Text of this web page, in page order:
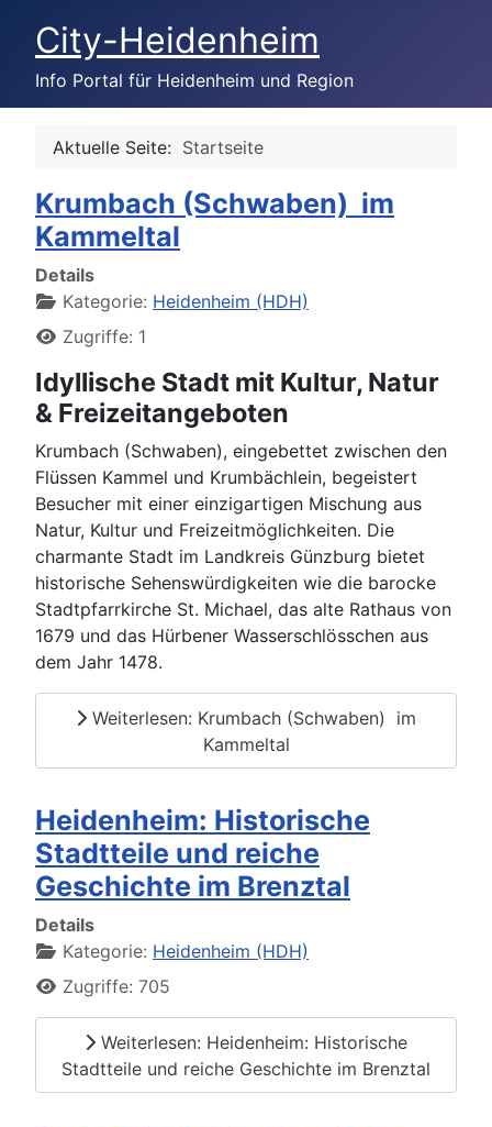
City-Heidenheim
Info Portal für Heidenheim und Region
Aktuelle Seite: Startseite
Krumbach (Schwaben) im
Kammeltal
Details
Kategorie: Heidenheim (HDH)
Zugriffe: 1
Idyllische Stadt mit Kultur, Natur
& Freizeitangeboten
Krumbach (Schwaben), eingebettet zwischen den
Flüssen Kammel und Krumbächlein, begeistert
Besucher mit einer einzigartigen Mischung aus
Natur, Kultur und Freizeitmöglichkeiten. Die
charmante Stadt im Landkreis Günzburg bietet
historische Sehenswürdigkeiten wie die barocke
Stadtpfarrkirche St. Michael, das alte Rathaus von
1679 und das Hürbener Wasserschlösschen aus
dem Jahr 1478.
Weiterlesen: Krumbach (Schwaben) im
Kammeltal
Heidenheim: Historische
Stadtteile und reiche
Geschichte im Brenztal
Details
Kategorie: Heidenheim (HDH)
Zugriffe: 705
Weiterlesen: Heidenheim: Historische
Stadtteile und reiche Geschichte im Brenztal